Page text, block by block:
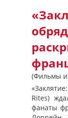
(Фильмы
Rites)
фанаты